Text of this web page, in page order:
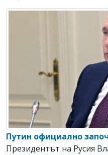
Путин официално
Президентът на Русия